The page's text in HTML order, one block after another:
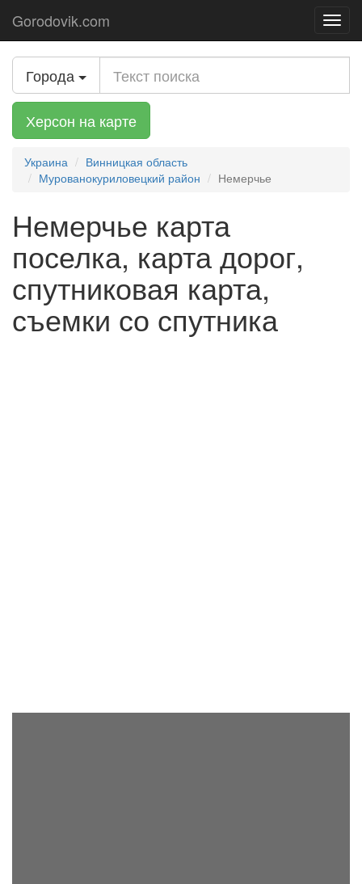
Gorodovik.com
Города
Херсон на карте
Украина
Винницкая область
Мурованокуриловецкий район
Немерчье
Немерчье карта
поселка, карта дорог,
спутниковая карта,
съемки со спутника